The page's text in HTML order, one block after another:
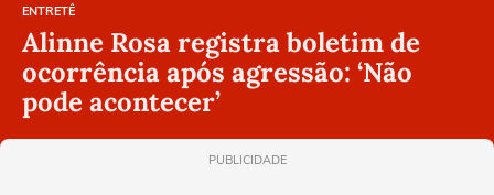
ENTRETÊ
Alinne Rosa registra boletim de
ocorrência após agressão: ‘Não
pode acontecer’
PUBLICIDADE